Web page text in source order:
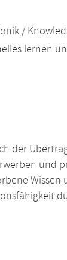
/
lernen
der
und